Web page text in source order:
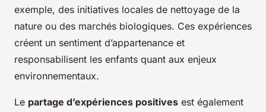
exemple, des initiatives locales de nettoyage de la
nature ou des marchés biologiques. Ces expériences
créent un sentiment d’appartenance et
responsabilisent les enfants quant aux enjeux
environnementaux.
Le partage d’expériences positives est également